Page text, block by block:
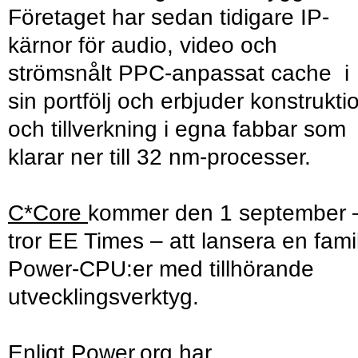
Företaget har sedan tidigare IP-
kärnor för audio, video och
strömsnålt PPC-anpassat cache i
sin portfölj och erbjuder
och tillverkning i egna fabbar som
klarar ner till 32 nm-processer.
C*Core kommer den 1 september
tror EE Times – att lansera en
Power-CPU:er med tillhörande
utvecklingsverktyg.